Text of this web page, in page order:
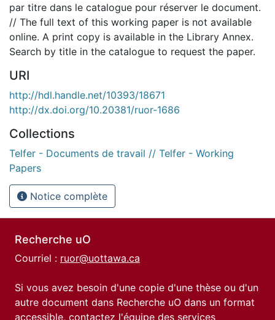
par titre dans le catalogue pour réserver le document.
// The full text of this working paper is not available
online. A print copy is available in the Library Annex.
Search by title in the catalogue to request the paper.
URI
http://hdl.handle.net/10393/18671
http://dx.doi.org/10.20381/ruor-1686
Collections
Telfer - Documents de travail // Telfer - Working
Papers
Notice complète
Recherche uO
Courriel : ruor@uottawa.ca
Si vous avez besoin d'une copie d'une thèse ou d'un
autre document dans Recherche uO dans un format
accessible, contactez l'équipe des services